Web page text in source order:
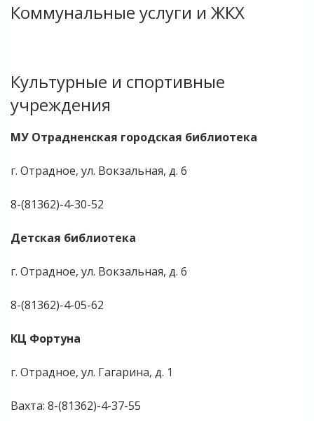
Коммунальные услуги и ЖКХ
Культурные и спортивные
учреждения
МУ Отрадненская городская библиотека
г. Отрадное, ул. Вокзальная, д. 6
8-(81362)-4-30-52
Детская библиотека
г. Отрадное, ул. Вокзальная, д. 6
8-(81362)-4-05-62
КЦ Фортуна
г. Отрадное, ул. Гагарина, д. 1
Вахта: 8-(81362)-4-37-55